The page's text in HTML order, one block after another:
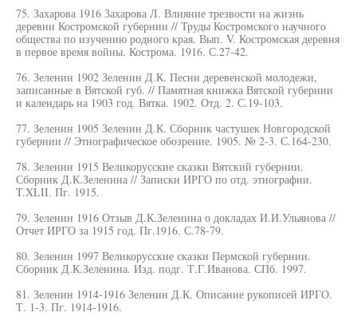
75. Захарова 1916 Захарова Л. Влияние трезвости на жизнь
деревни Костромской губернии // Труды Костромского научного
общества по изучению родного края. Вып. V. Костромская деревня
в первое время войны. Кострома. 1916. С.27-42.
76. Зеленин 1902 Зеленин Д.К. Песни деревенской молодежи,
записанные в Вятской губ. // Памятная книжка Вятской губернии
и календарь на 1903 год. Вятка. 1902. Отд. 2. С.19-103.
77. Зеленин 1905 Зеленин Д.К. Сборник частушек Новгородской
губернии // Этнографическое обозрение. 1905. № 2-3. С.164-230.
78. Зеленин 1915 Великорусские сказки Вятский губернии.
Сборник Д.К.Зеленина // Записки ИРГО по отд. этнографии.
T.XLII. Пг. 1915.
79. Зеленин 1916 Отзыв Д.К.Зеленина о докладах И.И.Ульянова //
Отчет ИРГО за 1915 год. Пг.1916. С.78-79.
80. Зеленин 1997 Великорусские сказки Пермской губернии.
Сборник Д.К.Зеленина. Изд. подг. Т.Г.Иванова. СПб. 1997.
81. Зеленин 1914-1916 Зеленин Д.К. Описание рукописей ИРГО.
Т. 1-3. Пг. 1914-1916.